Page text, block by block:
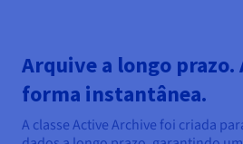
Arquive a longo prazo.
forma instantânea.
A classe Active Archive foi criada